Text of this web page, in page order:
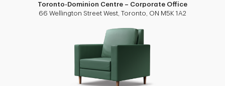
Toronto-Dominion Centre – Corporate Office
66 Wellington Street West, Toronto, ON M5K 1A2